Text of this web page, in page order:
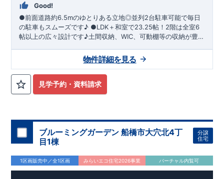
Good!
●前面道路約6.5mのゆとりある立地◎並列2台駐車可能で毎日
の駐車もスムーズです♪ ●LDK＋和室で23.25帖！2階は全室6
帖以上の広々設計です♪土間収納、WIC、可動棚等の収納が豊富
関吹抜はスタイリッシュでおしゃれな空間を演出します！奥行
2.0m以上のバルコニーは用途いろいろ♪ ●広めの洗面所には、
すっきりシンプル、おそうじ楽々な洗面化粧台「オープンサニ
タリーirodori」を設置しました！
見学予約・資料請求
物件詳細を見る
ブルーミングガーデン 船橋市大穴北4丁
目1棟
分譲
住宅
1区画販売中／全1区画 みらいエコ住宅2026事業 バーチャル内覧可